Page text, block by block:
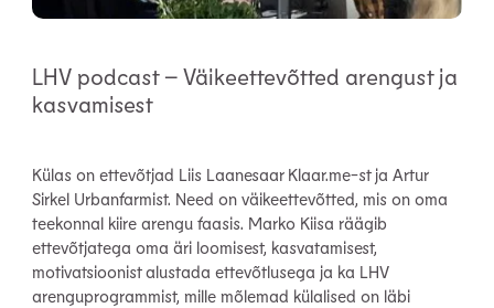
LHV podcast – Väikeettevõtted arengust ja
kasvamisest
Külas on ettevõtjad Liis Laanesaar Klaar.me-st ja Artur
Sirkel Urbanfarmist. Need on väikeettevõtted, mis on oma
teekonnal kiire arengu faasis. Marko Kiisa räägib
ettevõtjatega oma äri loomisest, kasvatamisest,
motivatsioonist alustada ettevõtlusega ja ka LHV
arenguprogrammist, mille mõlemad külalised on läbi